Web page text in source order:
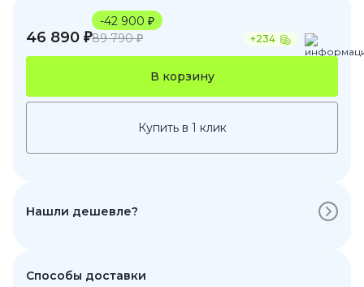
46 890 ₽
-42 900 ₽
89 790 ₽
+234
В корзину
Купить в 1 клик
Нашли дешевле?
Способы доставки